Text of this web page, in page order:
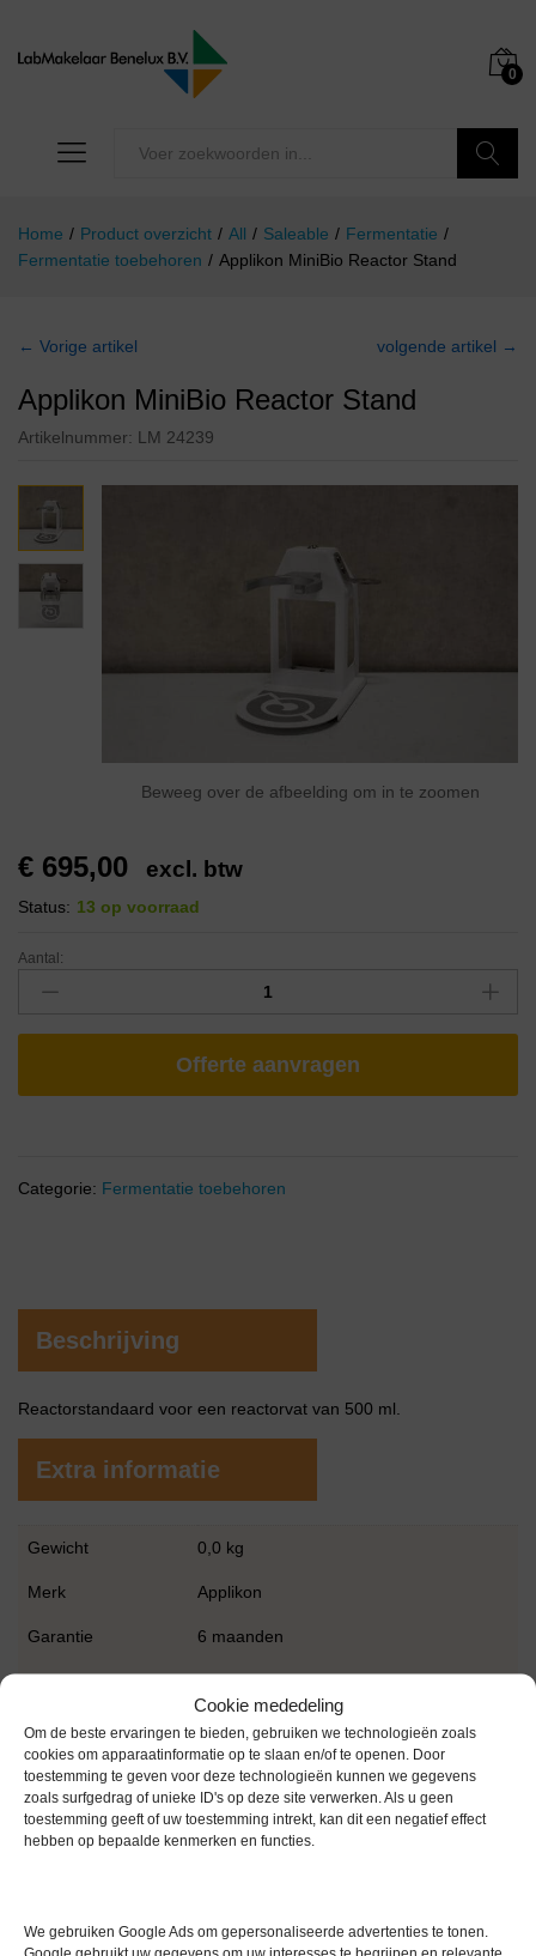
Cookie mededeling
Om de beste ervaringen te bieden, gebruiken we technologieën zoals
cookies om apparaatinformatie op te slaan en/of te openen. Door
toestemming te geven voor deze technologieën kunnen we gegevens
zoals surfgedrag of unieke ID's op deze site verwerken. Als u geen
toestemming geeft of uw toestemming intrekt, kan dit een negatief effect
hebben op bepaalde kenmerken en functies.
We gebruiken Google Ads om gepersonaliseerde advertenties te tonen.
0
Home / Product overzicht / All / Saleable / Fermentatie /
Fermentatie toebehoren / Applikon MiniBio Reactor Stand
← Vorige artikel volgende artikel →
Applikon MiniBio Reactor Stand
Artikelnummer: LM 24239
Beweeg over de afbeelding om in te zoomen
€ 695,00 excl. btw
Status: 13 op voorraad
Aantal:
Offerte aanvragen
Categorie: Fermentatie toebehoren
Beschrijving
Reactorstandaard voor een reactorvat van 500 ml.
Extra informatie
Gewicht 0,0 kg
Merk Applikon
Garantie 6 maanden
Conditie Gebruikt in goede conditie